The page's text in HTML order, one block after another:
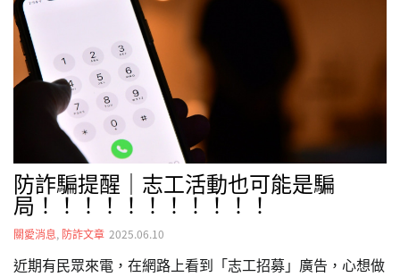
天河基金會自 2019 年開辦「青力親為.千萬祝福」服務學習
獎勵計畫，鼓勵須負擔學貸、不放棄理想的大專生及社會新
鮮人，在辛勤求學、工作之際，仍不忘付出時間與心力,投
入公益、關懷弱勢。 詳細報名說明：https://www.…
防詐騙提醒｜志工活動也可能是騙
局！！！！！！！！！！！
關愛消息, 防詐文章 2025.06.10
近期有民眾來電，在網路上看到「志工招募」廣告，心想做